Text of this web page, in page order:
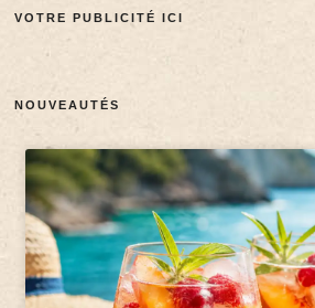
VOTRE PUBLICITÉ ICI
NOUVEAUTÉS